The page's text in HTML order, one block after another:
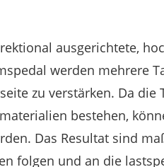
ausgerichtete,
werden mehrere
zu verstärken. Da die
bestehen,
Das Resultat sind
folgen und an die